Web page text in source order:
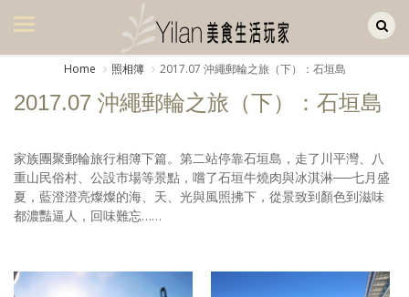
美食集
美飲集
旅遊集
旅遊美食集
書房集
Home 照相簿 2017.07 沖繩郵輪之旅（下）：石垣島
2017.07 沖繩郵輪之旅（下）：石垣島
家族團聚郵輪旅行相簿下篇。第二站停靠石垣島，走了川平灣、八
重山民俗村、公設市場等景點，嚐了石垣牛燒肉與冰淇淋──七月盛
夏，藍澄澄亮燦燦的海、天、光與風照拂下，從景致到顏色到滋味
都濃豔逼人，回味難忘……